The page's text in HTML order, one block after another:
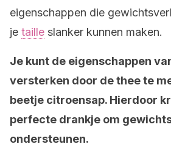
eigenschappen die
je taille slanker kunnen maken.
Je kunt de eigenschappen
versterken door de thee te
beetje citroensap. Hierdoor
perfecte drankje om
ondersteunen.